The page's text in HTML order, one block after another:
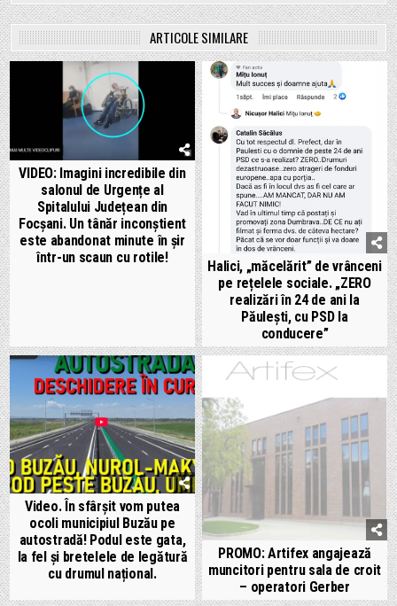
ARTICOLE SIMILARE
VIDEO: Imagini incredibile din
salonul de Urgențe al
Spitalului Județean din
Focșani. Un tânăr inconștient
este abandonat minute în șir
într-un scaun cu rotile!
Halici, „măcelărit” de vrânceni
pe rețelele sociale. „ZERO
realizări în 24 de ani la
Păulești, cu PSD la
conducere”
Video. În sfârșit vom putea
ocoli municipiul Buzău pe
autostradă! Podul este gata,
la fel și bretelele de legătură
cu drumul național.
PROMO: Artifex angajează
muncitori pentru sala de croit
– operatori Gerber